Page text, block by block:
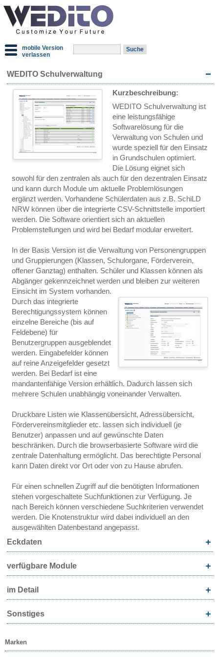
mobile Version
verlassen
WEDITO Schulverwaltung
Kurzbeschreibung:
WEDITO Schulverwaltung ist
eine leistungsfähige
Softwarelösung für die
Verwaltung von Schulen und
wurde speziell für den Einsatz
in Grundschulen optimiert.
Die Lösung eignet sich
sowohl für den zentralen als auch für den dezentralen Einsatz
und kann durch Module um aktuelle Problemlösungen
ergänzt werden. Vorhandene Schülerdaten aus z.B. SchiLD
NRW können über die integrierte CSV-Schnittstelle importiert
werden. Die Software orientiert sich an aktuellen
Problemstellungen und wird bei Bedarf modular erweitert.
In der Basis Version ist die Verwaltung von Personengruppen
und Gruppierungen (Klassen, Schulorgane, Förderverein,
offener Ganztag) enthalten. Schüler und Klassen können als
Abgänger gekennzeichnet werden und bleiben zur weiteren
Einsicht im System vorhanden.
Durch das integrierte
Berechtigungssystem können
einzelne Bereiche (bis auf
Feldebene) für
Benutzergruppen ausgeblendet
werden. Eingabefelder können
auf reine Anzeigefelder gesetzt
werden. Bei Bedarf ist eine
mandantenfähige Version erhältlich. Dadurch lassen sich
mehrere Schulen unabhängig voneinander Verwalten.
Druckbare Listen wie Klassenübersicht, Adressübersicht,
Fördervereinsmitglieder etc. lassen sich individuell (je
Benutzer) anpassen und auf gewünschte Daten
beschränken. Durch die browserbasierte Software wird die
zentrale Datenhaltung ermöglicht. Das berechtigte Personal
kann Daten direkt vor Ort oder von zu Hause abrufen.
Für einen schnellen Zugriff auf die benötigten Informationen
stehen vorgeschaltete Suchfunktionen zur Verfügung. Je
nach Bereich können verschiedene Suchkriterien verwendet
werden. Die Knotenstruktur wird dabei individuell an den
ausgewählten Datenbestand angepasst.
Eckdaten
verfügbare Module
im Detail
Sonstiges
Marken